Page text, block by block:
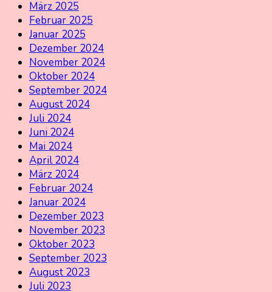
März 2025
Februar 2025
Januar 2025
Dezember 2024
November 2024
Oktober 2024
September 2024
August 2024
Juli 2024
Juni 2024
Mai 2024
April 2024
März 2024
Februar 2024
Januar 2024
Dezember 2023
November 2023
Oktober 2023
September 2023
August 2023
Juli 2023